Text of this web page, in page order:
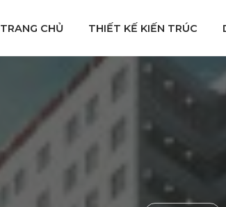
TRANG CHỦ THIẾT KẾ KIẾN TRÚC